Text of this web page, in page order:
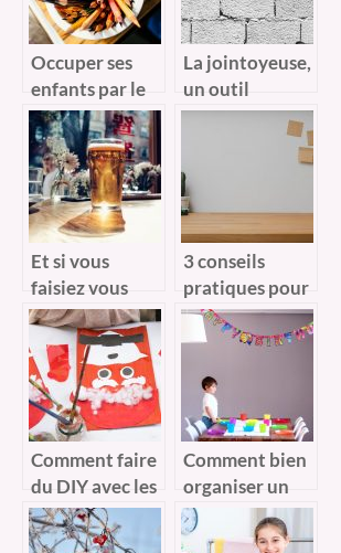
Occuper ses
enfants par le
coloriage
La jointoyeuse,
un outil
facilitateur
bricoleurs
Et si vous
faisiez vous
même votre
rencontre ?
3 conseils
pratiques pour
décorer comme
un expert
Comment faire
du DIY avec les
enfants ?
Comment bien
organiser un
goûter
d’anniversaire